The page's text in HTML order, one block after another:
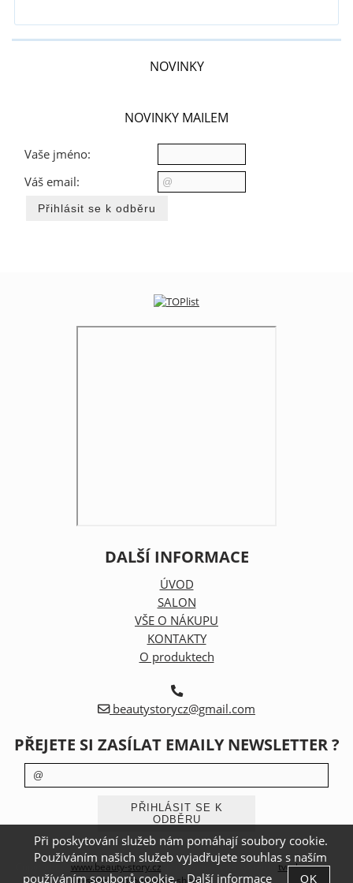
NOVINKY
NOVINKY MAILEM
Vaše jméno:
Váš email:
DALŠÍ INFORMACE
ÚVOD
SALON
VŠE O NÁKUPU
KONTAKTY
O produktech
beautystorycz@gmail.com
PŘEJETE SI ZASÍLAT EMAILY NEWSLETTER ?
www.beauty-story.cz provozováno na systému tvorba
e-shopuapronájem e-shopuShop5.cz
Při poskytování služeb nám pomáhají soubory cookie.
Používáním našich služeb vyjadřujete souhlas s naším
používáním souborů cookie.Další informace